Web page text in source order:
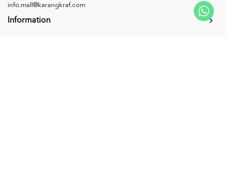
info.mall@karangkraf.com
Information